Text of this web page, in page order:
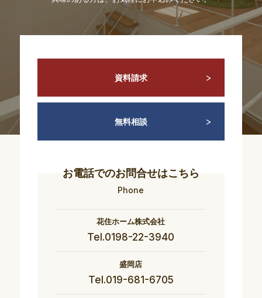
資料請求
無料相談
お電話でのお問合せはこちら
Phone
花住ホーム株式会社
Tel.0198-22-3940
盛岡店
Tel.019-681-6705